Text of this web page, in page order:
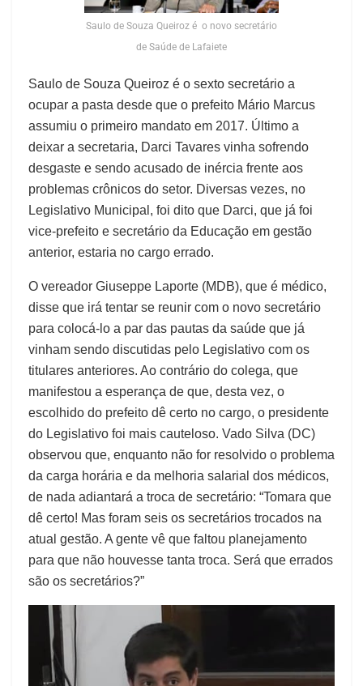
Saulo de Souza Queiroz é o novo secretário
de Saúde de Lafaiete
Saulo de Souza Queiroz é o sexto secretário a
ocupar a pasta desde que o prefeito Mário Marcus
assumiu o primeiro mandato em 2017. Último a
deixar a secretaria, Darci Tavares vinha sofrendo
desgaste e sendo acusado de inércia frente aos
problemas crônicos do setor. Diversas vezes, no
Legislativo Municipal, foi dito que Darci, que já foi
vice-prefeito e secretário da Educação em gestão
anterior, estaria no cargo errado.
O vereador Giuseppe Laporte (MDB), que é médico,
disse que irá tentar se reunir com o novo secretário
para colocá-lo a par das pautas da saúde que já
vinham sendo discutidas pelo Legislativo com os
titulares anteriores. Ao contrário do colega, que
manifestou a esperança de que, desta vez, o
escolhido do prefeito dê certo no cargo, o presidente
do Legislativo foi mais cauteloso. Vado Silva (DC)
observou que, enquanto não for resolvido o problema
da carga horária e da melhoria salarial dos médicos,
de nada adiantará a troca de secretário: “Tomara que
dê certo! Mas foram seis os secretários trocados na
atual gestão. A gente vê que faltou planejamento
para que não houvesse tanta troca. Será que errados
são os secretários?”